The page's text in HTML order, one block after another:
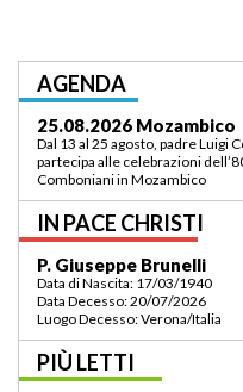
AGENDA
03.09.2026 Lomé/Togo
Padre Luigi Codianni e padre
settembre all’incontro della
della regione a Lomé/Togo
IN PACE CHRISTI
P. Bruno Bordonali
Data di Nascita: 01/07/1942
Data Decesso: 13/07/2026
Luogo Decesso: Verona /Italia
PIÙ LETTI